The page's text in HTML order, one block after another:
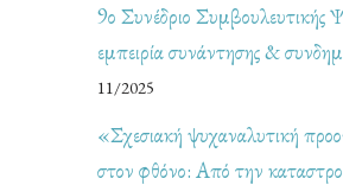
9ο Συνέδριο Συμβουλευτικής
εμπειρία συνάντησης &
11/2025
«Σχεσιακή ψυχαναλυτική
στον φθόνο: Από την